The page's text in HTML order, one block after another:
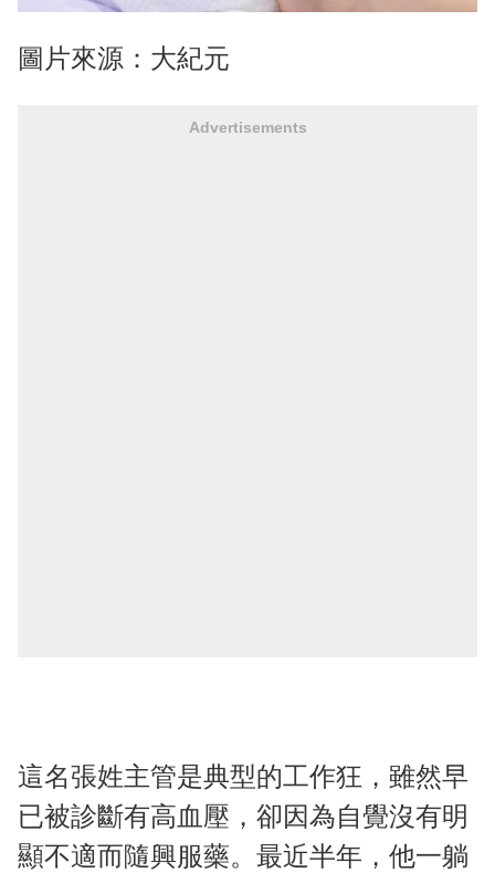
圖片來源：大紀元
Advertisements
這名張姓主管是典型的工作狂，雖然早
已被診斷有高血壓，卻因為自覺沒有明
顯不適而隨興服藥。最近半年，他一躺